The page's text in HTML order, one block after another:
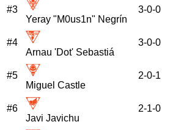
#3
Yeray "M0us1n" Negrín
3-0-0
#4
Arnau 'Dot' Sebastiá
3-0-0
#5
Miguel Castle
2-0-1
#6
Javi Javichu
2-1-0